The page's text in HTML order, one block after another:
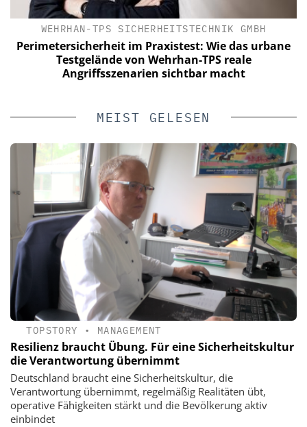
WEHRHAN-TPS SICHERHEITSTECHNIK GMBH
Perimetersicherheit im Praxistest: Wie das urbane
Testgelände von Wehrhan-TPS reale
Angriffsszenarien sichtbar macht
MEIST GELESEN
TOPSTORY • MANAGEMENT
Resilienz braucht Übung. Für eine Sicherheitskultur
die Verantwortung übernimmt
Deutschland braucht eine Sicherheitskultur, die
Verantwortung übernimmt, regelmäßig Realitäten übt,
operative Fähigkeiten stärkt und die Bevölkerung aktiv
einbindet